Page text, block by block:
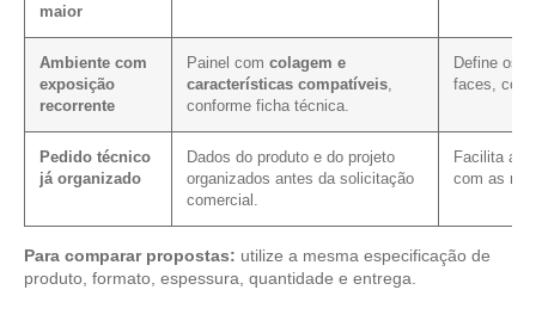
maior
Ambiente com
exposição
recorrente
Painel com colagem e
características compatíveis
conforme ficha técnica.
Define os
faces,
Pedido técnico
já organizado
Dados do produto e do projeto
organizados antes da solicitação
comercial.
Facilita a
com as
Para comparar propostas: utilize a mesma especificação de
produto, formato, espessura, quantidade e entrega.